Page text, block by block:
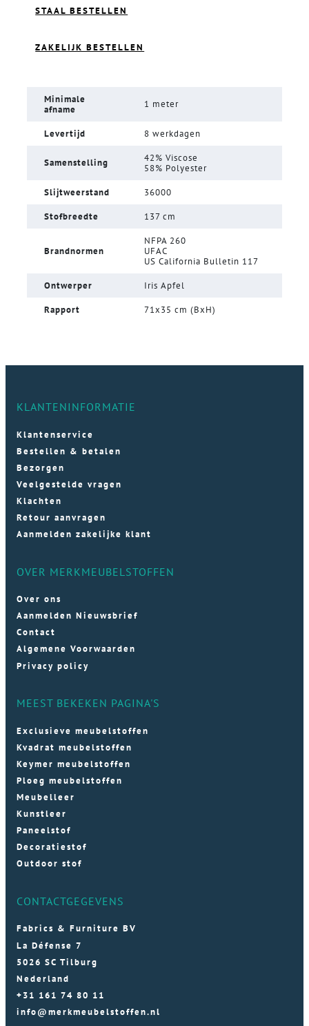
STAAL BESTELLEN
ZAKELIJK BESTELLEN
Minimale
afname
1 meter
Levertijd 8 werkdagen
Samenstelling
42% Viscose
58% Polyester
Slijtweerstand 36000
Stofbreedte 137 cm
Brandnormen
NFPA 260
UFAC
US California Bulletin 117
Ontwerper Iris Apfel
Rapport 71x35 cm (BxH)
KLANTENINFORMATIE
Klantenservice
Bestellen & betalen
Bezorgen
Veelgestelde vragen
Klachten
Retour aanvragen
Aanmelden zakelijke klant
OVER MERKMEUBELSTOFFEN
Over ons
Aanmelden Nieuwsbrief
Contact
Algemene Voorwaarden
Privacy policy
MEEST BEKEKEN PAGINA'S
Exclusieve meubelstoffen
Kvadrat meubelstoffen
Keymer meubelstoffen
Ploeg meubelstoffen
Meubelleer
Kunstleer
Paneelstof
Decoratiestof
Outdoor stof
CONTACTGEGEVENS
Fabrics & Furniture BV
La Défense 7
5026 SC Tilburg
Nederland
+31 161 74 80 11
info@merkmeubelstoffen.nl